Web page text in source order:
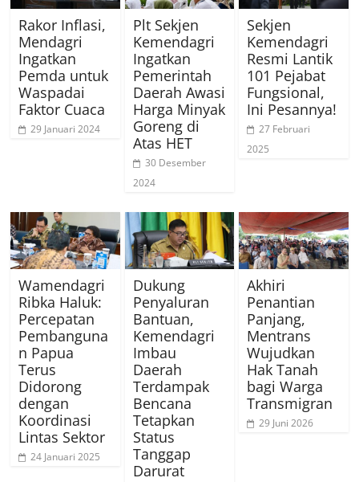
Rakor Inflasi,
Mendagri
Ingatkan
Pemda untuk
Waspadai
Faktor Cuaca
29 Januari 2024
Plt Sekjen
Kemendagri
Ingatkan
Pemerintah
Daerah Awasi
Harga Minyak
Goreng di
Atas HET
30 Desember
2024
Sekjen
Kemendagri
Resmi Lantik
101 Pejabat
Fungsional,
Ini Pesannya!
27 Februari
2025
Wamendagri
Ribka Haluk:
Percepatan
Pembanguna
n Papua
Terus
Didorong
dengan
Koordinasi
Lintas Sektor
24 Januari 2025
Dukung
Penyaluran
Bantuan,
Kemendagri
Imbau
Daerah
Terdampak
Bencana
Tetapkan
Status
Tanggap
Darurat
Akhiri
Penantian
Panjang,
Mentrans
Wujudkan
Hak Tanah
bagi Warga
Transmigran
29 Juni 2026